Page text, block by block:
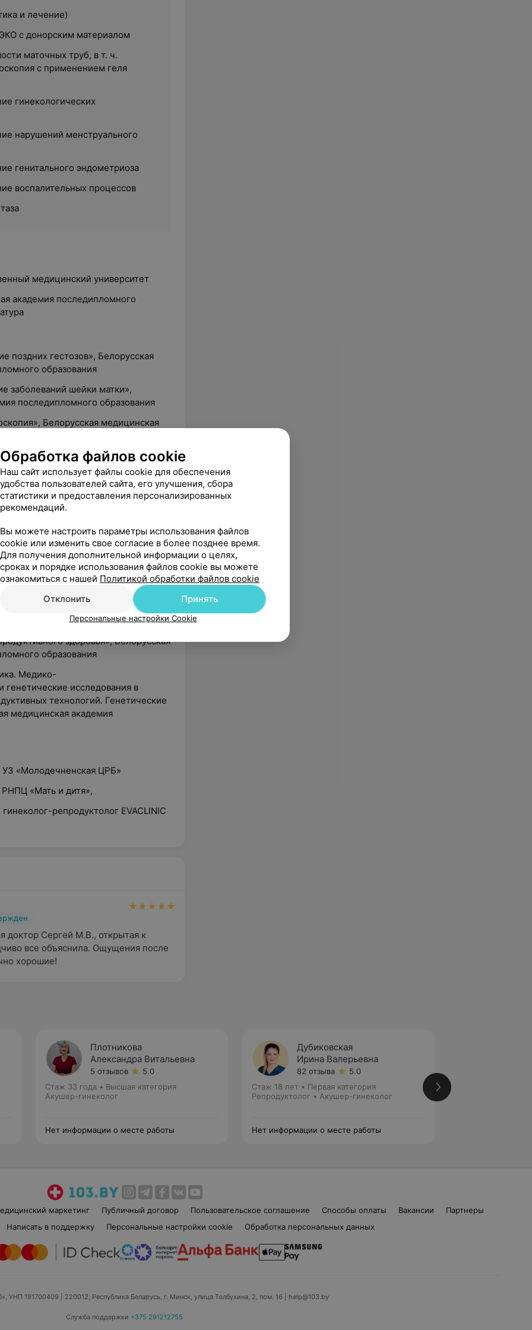
и лечение)
с донорским материалом
маточных труб, в т. ч.
с применением геля
гинекологических
нарушений менструального
генитального эндометриоза
воспалительных процессов
медицинский университет
академия последипломного
поздних гестозов», Белорусская
образования
заболеваний шейки матки»,
последипломного образования
Белорусская медицинская
и компьютерные технологии»,
последипломного образования
Белорусская медицинская
в Республике
академия последипломного
и мужского бесплодия», Первый
университет имени
и профилактика
родоразрешения в современном
здоровья», Белорусская
образования
Медико-
генетические исследования в
технологий. Генетические
медицинская академия
УЗ «Молодечненская ЦРБ»
РНПЦ «Мать и дитя»,
репродуктолог EVACLINIC
доктор Сергей М.В., открытая к
все объяснила. Ощущения после
хорошие!
Плотникова
Александра Витальевна
5 отзывов
5.0
Стаж 33 года • Высшая категория
Акушер-гинеколог
Нет информации о месте работы
Дубиковская
Ирина Валерьевна
82 отзыва
5.0
Стаж 18 лет • Первая категория
Репродуктолог • Акушер-гинеколог
Нет информации о месте работы
маркетинг Публичный договор Пользовательское соглашение Способы оплаты Вакансии
Партнеры
Написать в поддержку Персональные настройки cookie Обработка персональных данных
УНП 191700409 | 220012, Республика Беларусь, г. Минск, улица Толбухина, 2, пом. 16 | help@103.by
Служба поддержки +375 291212755
Обработка файлов cookie
Наш сайт использует файлы cookie для обеспечения
удобства пользователей сайта, его улучшения, сбора
статистики и предоставления персонализированных
рекомендаций.
Вы можете настроить параметры использования файлов
cookie или изменить свое согласие в более позднее время.
Для получения дополнительной информации о целях,
сроках и порядке использования файлов cookie вы можете
ознакомиться с нашей Политикой обработки файлов cookie
Отклонить
Принять
Персональные настройки Cookie